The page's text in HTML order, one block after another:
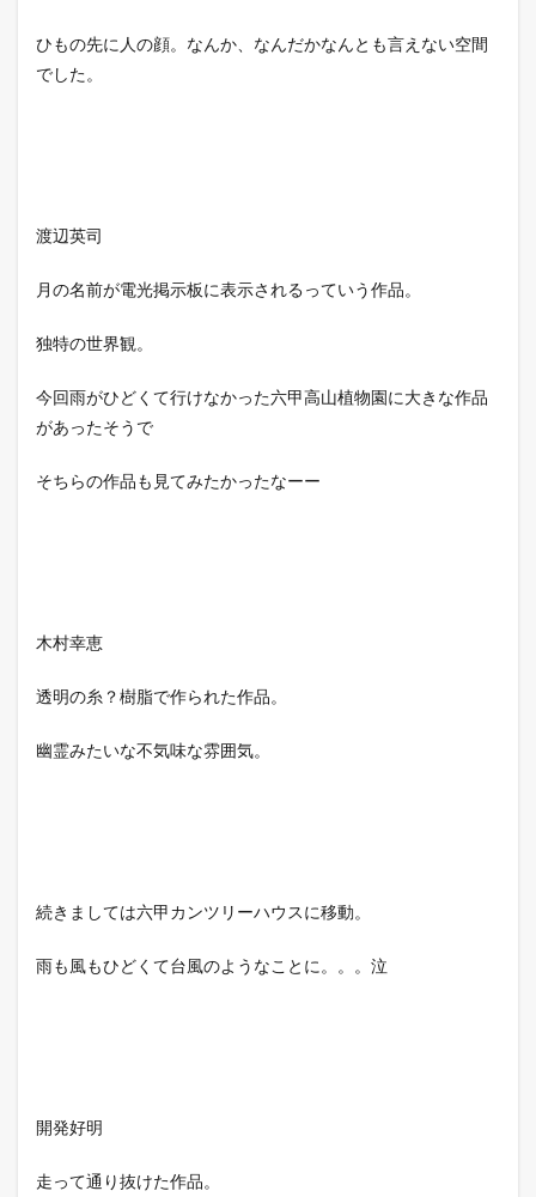
ひもの先に人の顔。なんか、なんだかなんとも言えない空間
でした。
渡辺英司
月の名前が電光掲示板に表示されるっていう作品。
独特の世界観。
今回雨がひどくて行けなかった六甲高山植物園に大きな作品
があったそうで
そちらの作品も見てみたかったなーー
木村幸恵
透明の糸？樹脂で作られた作品。
幽霊みたいな不気味な雰囲気。
続きましては六甲カンツリーハウスに移動。
雨も風もひどくて台風のようなことに。。。泣
開発好明
走って通り抜けた作品。